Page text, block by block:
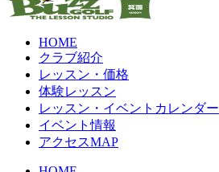
HOME
クラブ紹介
レッスン・価格
体験レッスン
レッスン・イベントカレンダー
イベント情報
アクセスMAP